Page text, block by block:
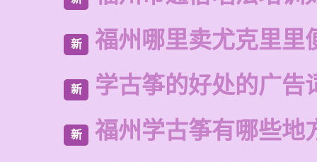
新 福州哪里卖尤克里里
新 学古筝的好处的广告
新 福州学古筝有哪些地